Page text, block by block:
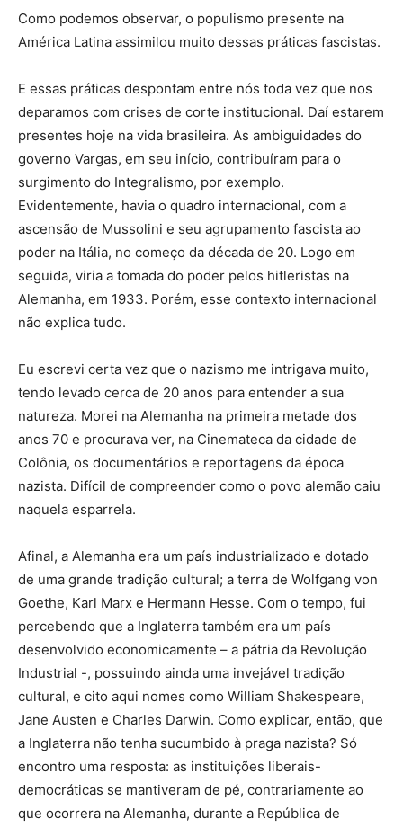
Como podemos observar, o populismo presente na
América Latina assimilou muito dessas práticas fascistas.
E essas práticas despontam entre nós toda vez que nos
deparamos com crises de corte institucional. Daí estarem
presentes hoje na vida brasileira. As ambiguidades do
governo Vargas, em seu início, contribuíram para o
surgimento do Integralismo, por exemplo.
Evidentemente, havia o quadro internacional, com a
ascensão de Mussolini e seu agrupamento fascista ao
poder na Itália, no começo da década de 20. Logo em
seguida, viria a tomada do poder pelos hitleristas na
Alemanha, em 1933. Porém, esse contexto internacional
não explica tudo.
Eu escrevi certa vez que o nazismo me intrigava muito,
tendo levado cerca de 20 anos para entender a sua
natureza. Morei na Alemanha na primeira metade dos
anos 70 e procurava ver, na Cinemateca da cidade de
Colônia, os documentários e reportagens da época
nazista. Difícil de compreender como o povo alemão caiu
naquela esparrela.
Afinal, a Alemanha era um país industrializado e dotado
de uma grande tradição cultural; a terra de Wolfgang von
Goethe, Karl Marx e Hermann Hesse. Com o tempo, fui
percebendo que a Inglaterra também era um país
desenvolvido economicamente – a pátria da Revolução
Industrial -, possuindo ainda uma invejável tradição
cultural, e cito aqui nomes como William Shakespeare,
Jane Austen e Charles Darwin. Como explicar, então, que
a Inglaterra não tenha sucumbido à praga nazista? Só
encontro uma resposta: as instituições liberais-
democráticas se mantiveram de pé, contrariamente ao
que ocorrera na Alemanha, durante a República de